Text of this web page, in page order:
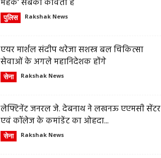
महक’ सबकी कविता है
पुलिस Rakshak News
एयर मार्शल संदीप थरेजा सशस्त्र बल चिकित्सा
सेवाओं के अगले महानिदेशक होंगे
सेना Rakshak News
लेफ्टिनेंट जनरल जे. देबनाथ ने लखनऊ एएमसी सेंटर
एवं कॉलेज के कमांडेंट का ओहदा...
सेना Rakshak News